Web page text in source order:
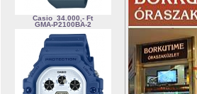
Casio 34.000,- Ft
GMA-P2100BA-2